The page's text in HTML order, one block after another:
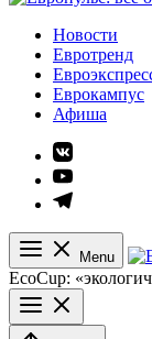
Европульс: всё о
Новости
Евротренд
Еврокампус
Афиша
Элемент
меню
Элемент
меню
Элемент
Menu
EcoCup: